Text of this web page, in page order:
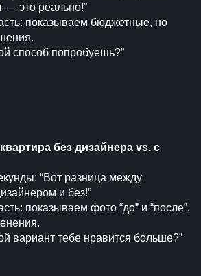
— это реально!”
показываем бюджетные, но
способ попробуешь?”
без дизайнера vs. с
“Вот разница между
и без!”
показываем фото “до” и “после”,
вариант тебе нравится больше?”